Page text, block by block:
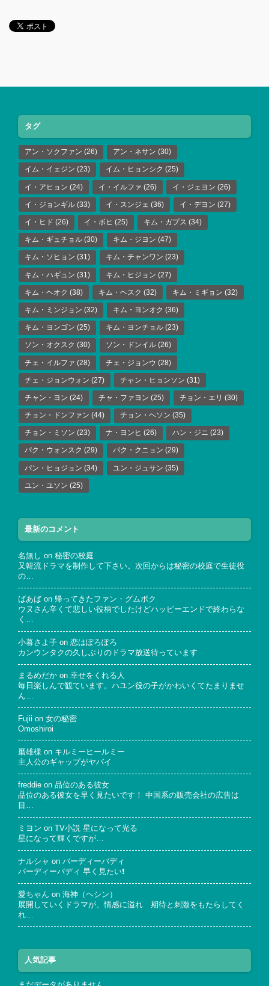
タグ
アン・ソクファン (26) アン・ネサン (30)
イム・イェジン (23) イム・ヒョンシク (25)
イ・アヒョン (24) イ・イルファ (26) イ・ジェヨン (26)
イ・ジョンギル (33) イ・スンジェ (36) イ・デヨン (27)
イ・ヒド (26) イ・ボヒ (25) キム・ガプス (34)
キム・ギュチョル (30) キム・ジヨン (47)
キム・ソヒョン (31) キム・チャンワン (23)
キム・ハギュン (31) キム・ヒジョン (27)
キム・ヘオク (38) キム・ヘスク (32) キム・ミギョン (32)
キム・ミンジョン (32) キム・ヨンオク (36)
キム・ヨンゴン (25) キム・ヨンチョル (23)
ソン・オクスク (30) ソン・ドンイル (26)
チェ・イルファ (28) チェ・ジョンウ (28)
チェ・ジョンウォン (27) チャン・ヒョンソン (31)
チャン・ヨン (24) チャ・ファヨン (25) チョン・エリ (30)
チョン・ドンファン (44) チョン・ヘソン (35)
チョン・ミソン (23) ナ・ヨンヒ (26) ハン・ジニ (23)
パク・ウォンスク (29) パク・クニョン (29)
パン・ヒョジョン (34) ユン・ジュサン (35)
ユン・ユソン (25)
最新のコメント
名無し on 秘密の校庭
又韓流ドラマを制作して下さい。次回からは秘密の校庭で生徒役
の…
ばあば on 帰ってきたファン・グムボク
ウヌさん辛くて悲しい役柄でしたけどハッピーエンドで終わらな
く…
小暮さよ子 on 恋はぽろぽろ
カンウンタクの久しぶりのドラマ放送待っています
まるめだか on 幸せをくれる人
毎日楽しんで観ています。ハユン役の子がかわいくてたまりませ
ん…
Fujii on 女の秘密
Omoshiroi
磨雄様 on キルミーヒールミー
主人公のギャップがヤバイ
freddie on 品位のある彼女
品位のある彼女を早く見たいです！ 中国系の販売会社の広告は
目…
ミヨン on TV小説 星になって光る
星になって輝くですが…
ナルシャ on バーディーバディ
バーディーバディ 早く見たい❗
愛ちゃん on 海神（ヘシン）
展開していくドラマが、情感に溢れ 期待と刺激をもたらしてく
れ…
人気記事